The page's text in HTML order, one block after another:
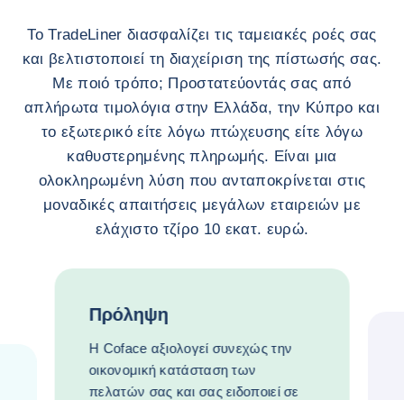
Το TradeLiner διασφαλίζει τις ταμειακές ροές σας
και βελτιστοποιεί τη διαχείριση της πίστωσής σας.
Με ποιό τρόπο; Προστατεύοντάς σας από
απλήρωτα τιμολόγια στην Ελλάδα, την Κύπρο και
το εξωτερικό είτε λόγω πτώχευσης είτε λόγω
καθυστερημένης πληρωμής. Είναι μια
ολοκληρωμένη λύση που ανταποκρίνεται στις
μοναδικές απαιτήσεις μεγάλων εταιρειών με
ελάχιστο τζίρο 10 εκατ. ευρώ.
Πρόληψη
Η Coface αξιολογεί συνεχώς την
οικονομική κατάσταση των
πελατών σας και σας ειδοποιεί σε